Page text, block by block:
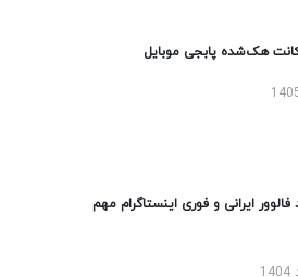
هک‌شده پابجی موبایل
ایرانی و فوری اینستاگرام مهم